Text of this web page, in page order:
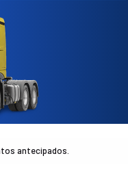
antecipados.